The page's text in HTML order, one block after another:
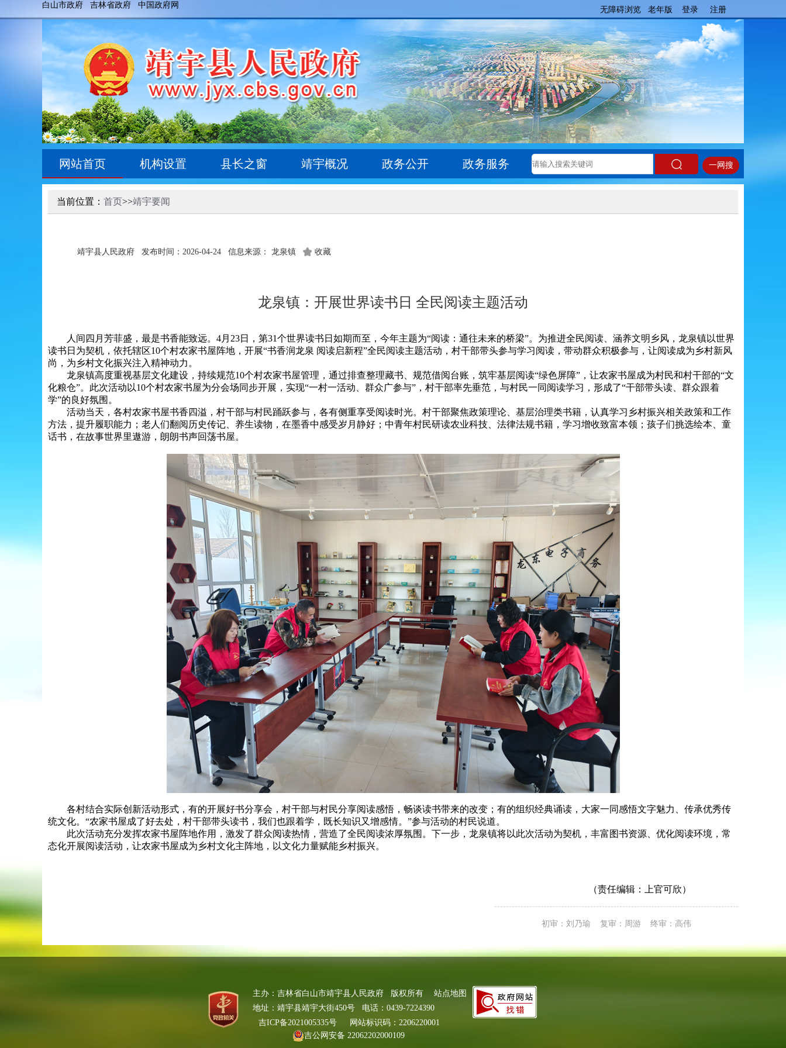
白山市政府 吉林省政府 中国政府网
无障碍浏览 老年版 登录 注册
网站首页 机构设置 县长之窗 靖宇概况 政务公开 政务服务 一网搜
当前位置： 首页>>靖宇要闻
靖宇县人民政府 发布时间：2026-04-24 信息来源： 龙泉镇 收藏
龙泉镇：开展世界读书日 全民阅读主题活动
人间四月芳菲盛，最是书香能致远。4月23日，第31个世界读书日如期而至，今年主题为“阅读：通往未来的桥梁”。为推进全民阅读、涵养文明乡风，龙泉镇以世界
读书日为契机，依托辖区10个村农家书屋阵地，开展“书香润龙泉 阅读启新程”全民阅读主题活动，村干部带头参与学习阅读，带动群众积极参与，让阅读成为乡村新风
尚，为乡村文化振兴注入精神动力。
龙泉镇高度重视基层文化建设，持续规范10个村农家书屋管理，通过排查整理藏书、规范借阅台账，筑牢基层阅读“绿色屏障”，让农家书屋成为村民和村干部的“文
化粮仓”。此次活动以10个村农家书屋为分会场同步开展，实现“一村一活动、群众广参与”，村干部率先垂范，与村民一同阅读学习，形成了“干部带头读、群众跟着
学”的良好氛围。
活动当天，各村农家书屋书香四溢，村干部与村民踊跃参与，各有侧重享受阅读时光。村干部聚焦政策理论、基层治理类书籍，认真学习乡村振兴相关政策和工作
方法，提升履职能力；老人们翻阅历史传记、养生读物，在墨香中感受岁月静好；中青年村民研读农业科技、法律法规书籍，学习增收致富本领；孩子们挑选绘本、童
话书，在故事世界里遨游，朗朗书声回荡书屋。
各村结合实际创新活动形式，有的开展好书分享会，村干部与村民分享阅读感悟，畅谈读书带来的改变；有的组织经典诵读，大家一同感悟文字魅力、传承优秀传
统文化。“农家书屋成了好去处，村干部带头读书，我们也跟着学，既长知识又增感情。”参与活动的村民说道。
此次活动充分发挥农家书屋阵地作用，激发了群众阅读热情，营造了全民阅读浓厚氛围。下一步，龙泉镇将以此次活动为契机，丰富图书资源、优化阅读环境，常
态化开展阅读活动，让农家书屋成为乡村文化主阵地，以文化力量赋能乡村振兴。
（责任编辑：上官可欣）
初审：刘乃瑜 复审：周游 终审：高伟
主办：吉林省白山市靖宇县人民政府 版权所有
站点地图
地址：靖宇县靖宇大街450号 电话：0439-7224390
吉ICP备2021005335号
网站标识码：2206220001
吉公网安备 22062202000109